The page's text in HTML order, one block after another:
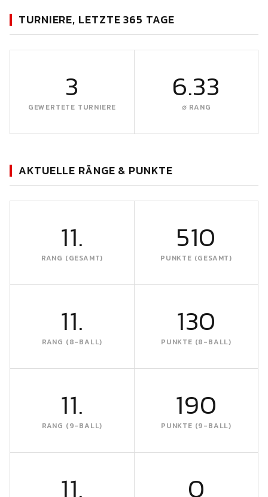
TURNIERE, LETZTE 365 TAGE
3
GEWERTETE TURNIERE
6.33
∅ RANG
AKTUELLE RÄNGE & PUNKTE
11.
RANG (GESAMT)
510
PUNKTE (GESAMT)
11.
RANG (8-BALL)
130
PUNKTE (8-BALL)
11.
RANG (9-BALL)
190
PUNKTE (9-BALL)
11. 0